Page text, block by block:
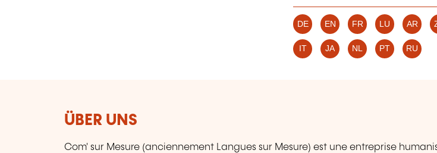
DE EN FR LU AR
IT JA NL PT RU
ÜBER UNS
Com' sur Mesure (anciennement Langues sur Mesure) est une entreprise